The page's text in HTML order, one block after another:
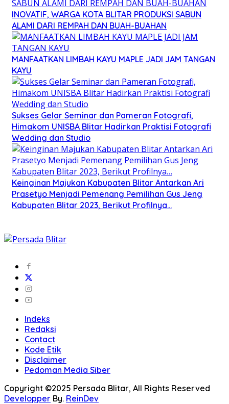
INOVATIF, WARGA KOTA BLITAR PRODUKSI SABUN
ALAMI DARI REMPAH DAN BUAH-BUAHAN
MANFAATKAN LIMBAH KAYU MAPLE JADI JAM TANGAN
KAYU
Sukses Gelar Seminar dan Pameran Fotografi,
Himakom UNISBA Blitar Hadirkan Praktisi Fotografi
Wedding dan Studio
Keinginan Majukan Kabupaten Blitar Antarkan Ari
Prasetyo Menjadi Pemenang Pemilihan Gus Jeng
Kabupaten Blitar 2023, Berikut Profilnya…
Indeks
Redaksi
Contact
Kode Etik
Disclaimer
Pedoman Media Siber
Copyright ©2025 Persada Blitar, All Rights Reserved
Developper By. ReinDev